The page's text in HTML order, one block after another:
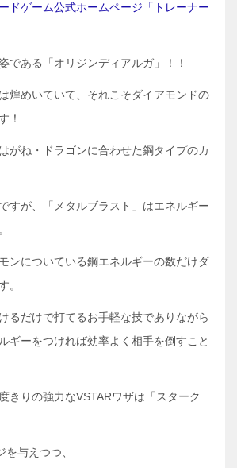
ドゲーム公式ホームページ「トレーナー
である「オリジンディアルガ」！！
煌めいていて、それこそダイアモンドの
！
がね・ドラゴンに合わせた鋼タイプのカ
すが、「メタルブラスト」はエネルギー
ンについている鋼エネルギーの数だけダ
。
るだけで打てるお手軽な技でありながら
ギーをつければ効率よく相手を倒すこと
きりの強力なVSTARワザは「スターク
与えつつ、